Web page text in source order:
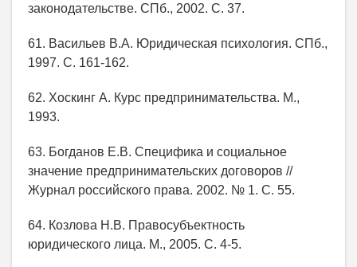
законодательстве. СПб., 2002. С. 37.
61. Васильев В.А. Юридическая психология. СПб.,
1997. С. 161-162.
62. Хоскинг А. Курс предпринимательства. М.,
1993.
63. Богданов Е.В. Специфика и социальное
значение предпринимательских договоров //
Журнал российского права. 2002. № 1. С. 55.
64. Козлова Н.В. Правосубъектность
юридического лица. М., 2005. С. 4-5.